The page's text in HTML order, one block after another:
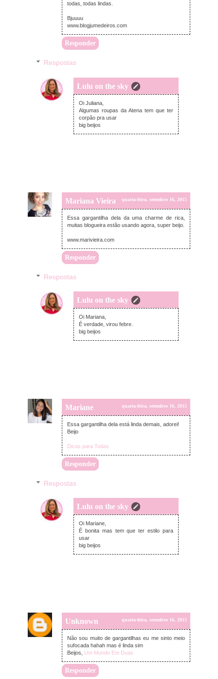
todas, todas lindas.
Bjuuuu
www.blogjumedeiros.com
Responder
Respostas
Lulu on the sky
quarta-feira, setembro 16, 2015
Oi Juliana,
Algumas roupas da Atena tem que ter
corpão pra usar
big beijos
Mariana Vieira quarta-feira, setembro 16, 2015
Essa gargantilha dela da uma charme de rica,
muitas blogueira estão usando agora, super beijo.
www.marivieira.com
Responder
Respostas
Lulu on the sky
quarta-feira, setembro 16, 2015
Oi Mariana,
É verdade, virou febre.
big beijos
Mariane quarta-feira, setembro 16, 2015
Essa gargantilha dela está linda demais, adorei!
Beijo
Dicas para Todas
Responder
Respostas
Lulu on the sky
quarta-feira, setembro 16, 2015
Oi Mariane,
É bonita mas tem que ter estilo para
usar
big beijos
Unknown quarta-feira, setembro 16, 2015
Não sou muito de gargantilhas eu me sinto meio
sufocada hahah mas é linda sim
Beijos,
Um Mundo Em Duas
Responder